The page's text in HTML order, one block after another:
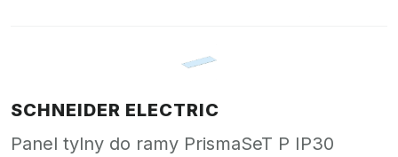
SCHNEIDER ELECTRIC
Panel tylny do ramy PrismaSeT P IP30